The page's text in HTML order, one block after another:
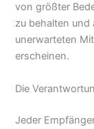
von größter
zu behalten und
unerwarteten
erscheinen.
Die
Jeder